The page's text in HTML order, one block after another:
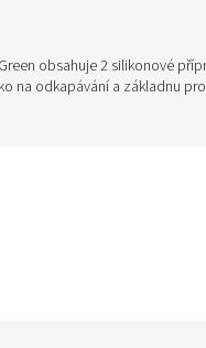
obsahuje 2 silikonové
na odkapávání a základnu